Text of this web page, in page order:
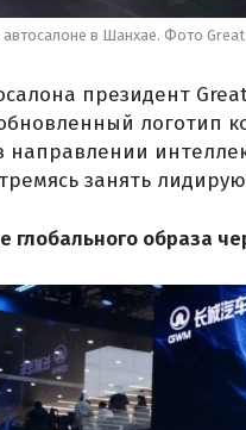
автосалоне в Шанхае. Фото
президент
логотип
занять
глобального образа